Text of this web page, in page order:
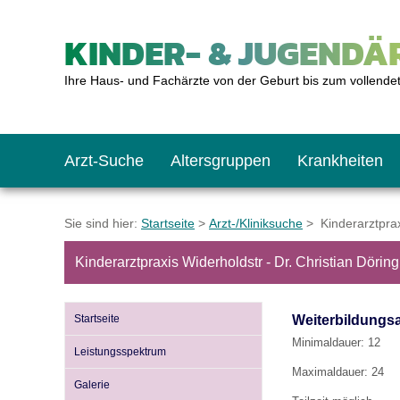
KINDER- &
Ihre Haus- und Fachärzte von der Geburt bis zum
Arzt-Suche Altersgruppen
Das erste Jahr
Schulkinder
Jugendliche
Krankheiten
Baby: U1 bis U6
Schulkind: U10 bis
Teenager: J1 bis J2
Impfkalender
Was muss man
Impfreaktionen
Notrufnummern
Hausapotheke
Sofortmaßnahmen
Notdienste
Gesundheitsämter
Link-Tipps
BMI-Rechner
Blutdruckrechner
Wachstum-Rechner
Sie sind hier: Startseite > Arzt-/Kliniksuche >
Kinderarztpraxis Widerholdstr - Dr. Christian
Startseite
Leistungsspektrum
Galerie
Minimaldauer: 12
Maximaldauer: 24